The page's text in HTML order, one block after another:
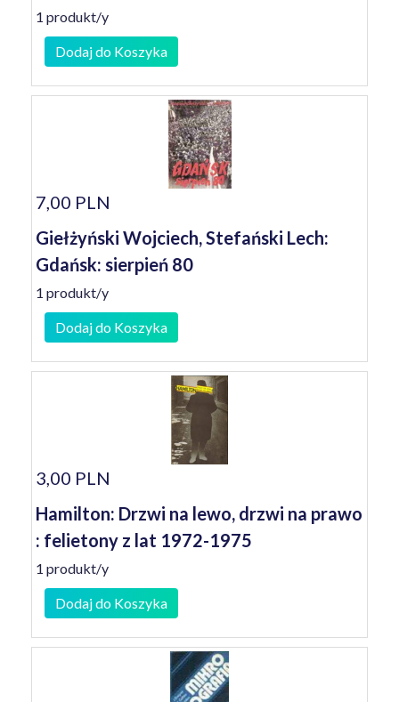
1 produkt/y
Dodaj do Koszyka
7,00 PLN
Giełżyński Wojciech, Stefański Lech:
Gdańsk: sierpień 80
1 produkt/y
Dodaj do Koszyka
3,00 PLN
Hamilton: Drzwi na lewo, drzwi na prawo
: felietony z lat 1972-1975
1 produkt/y
Dodaj do Koszyka